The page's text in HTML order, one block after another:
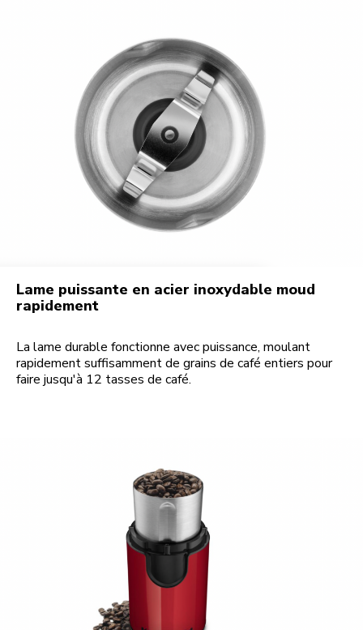
Lame puissante en acier inoxydable moud
rapidement
La lame durable fonctionne avec puissance, moulant
rapidement suffisamment de grains de café entiers pour
faire jusqu'à 12 tasses de café.